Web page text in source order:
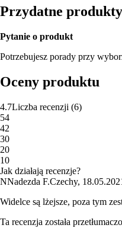
Przydatne produkty
Pytanie o produkt
Potrzebujesz porady przy
Oceny produktu
4.7Liczba recenzji (6)
54
42
30
20
10
Jak działają recenzje?
NNadezda F.Czechy,
Widelce są lżejsze, poza tym
Ta recenzja została